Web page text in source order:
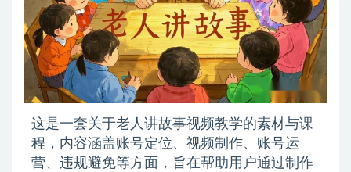
这是一套关于老人讲故事视频教学的素材与课
程，内容涵盖账号定位、视频制作、账号运
营、违规避免等方面，旨在帮助用户通过制作